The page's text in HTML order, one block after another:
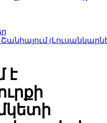
(Լուսանկարներ)
է